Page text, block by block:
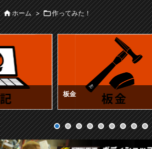
ホーム > 作ってみた！
板金